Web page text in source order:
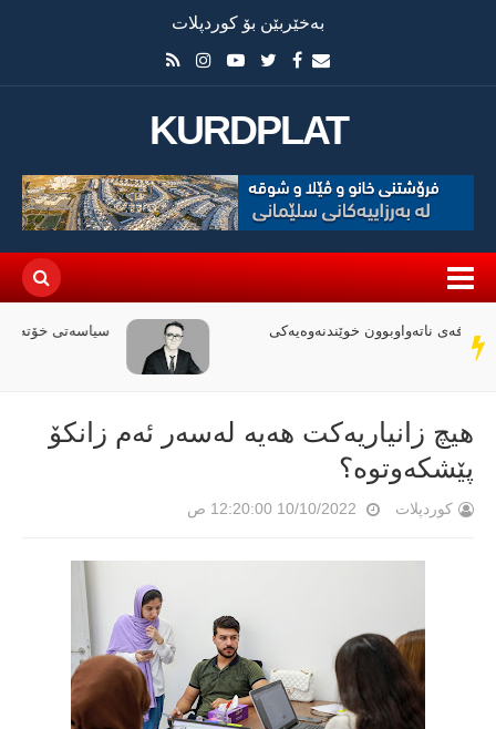
بەخێربێن بۆ کوردپلات
KURDPLAT
سەر
دێڕ
سیاسەتی خۆتەعریبکردن لە باشووری کوردستان
هیچ زانیاریەکت هەیە لەسەر ئەم زانکۆ
پێشکەوتوە؟
کوردپلات 10/10/2022 12:20:00 ص